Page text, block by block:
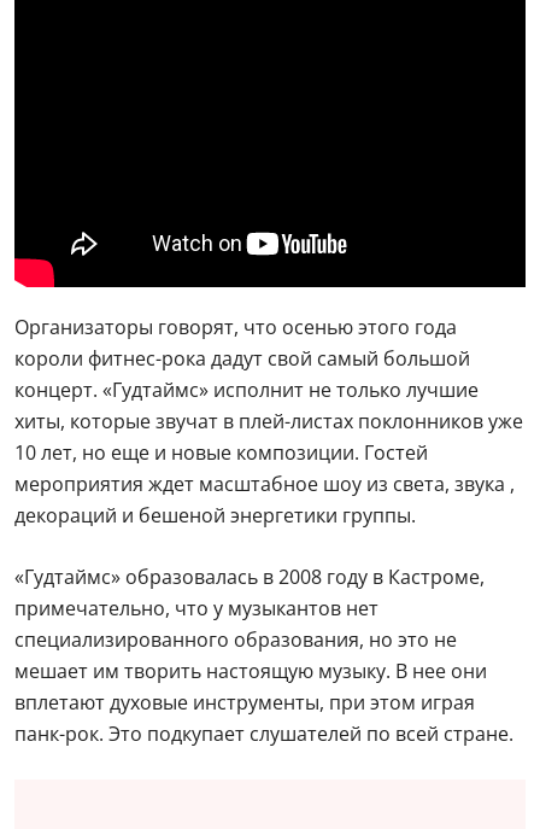
Организаторы говорят, что осенью этого года
короли фитнес-рока дадут свой самый большой
концерт. «Гудтаймс» исполнит не только лучшие
хиты, которые звучат в плей-листах поклонников уже
10 лет, но еще и новые композиции. Гостей
мероприятия ждет масштабное шоу из света, звука ,
декораций и бешеной энергетики группы.
«Гудтаймс» образовалась в 2008 году в Кастроме,
примечательно, что у музыкантов нет
специализированного образования, но это не
мешает им творить настоящую музыку. В нее они
вплетают духовые инструменты, при этом играя
панк-рок. Это подкупает слушателей по всей стране.